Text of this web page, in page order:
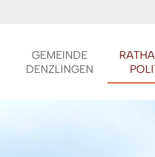
GEMEINDE
DENZLINGEN